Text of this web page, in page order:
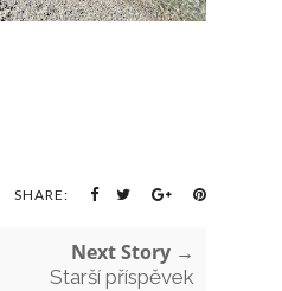
SHARE:
Next Story →
Starší příspěvek